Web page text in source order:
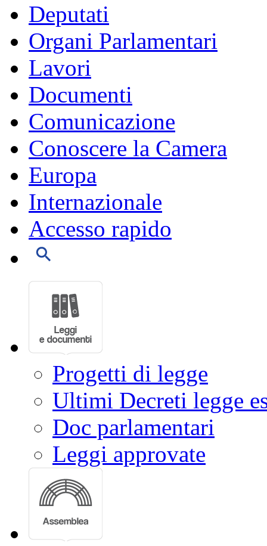
Deputati
Organi Parlamentari
Lavori
Documenti
Comunicazione
Conoscere la Camera
Europa
Internazionale
Accesso rapido
Progetti di legge
Ultimi Decreti legge
Doc parlamentari
Leggi approvate